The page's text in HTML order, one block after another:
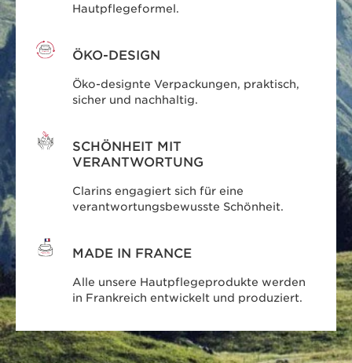
Hautpflegeformel.
ÖKO-DESIGN
Öko-designte Verpackungen, praktisch,
sicher und nachhaltig.
SCHÖNHEIT MIT
VERANTWORTUNG
Clarins engagiert sich für eine
verantwortungsbewusste Schönheit.
MADE IN FRANCE
Alle unsere Hautpflegeprodukte werden
in Frankreich entwickelt und produziert.